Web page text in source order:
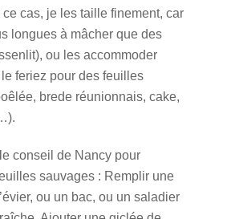
cas, je les taille finement, car
longues à mâcher que des
ou les accommoder
feriez pour des feuilles
brede réunionnais, cake,
conseil de Nancy pour
sauvages : Remplir une
ou un bac, ou un saladier